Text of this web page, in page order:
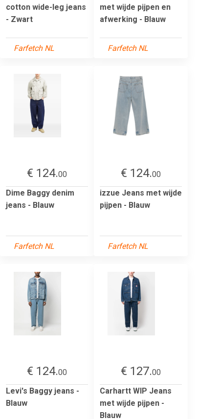
cotton wide-leg jeans
- Zwart
Farfetch NL
met wijde pijpen en
afwerking - Blauw
Farfetch NL
€ 124.00
Dime Baggy denim
jeans - Blauw
Farfetch NL
€ 124.00
izzue Jeans met wijde
pijpen - Blauw
Farfetch NL
€ 124.00
Levi's Baggy jeans -
Blauw
€ 127.00
Carhartt WIP Jeans
met wijde pijpen -
Blauw